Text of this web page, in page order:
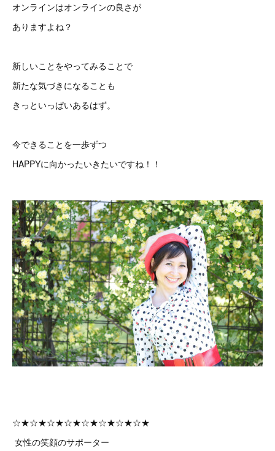
オンラインはオンラインの良さが
ありますよね？
新しいことをやってみることで
新たな気づきになることも
きっといっぱいあるはず。
今できることを一歩ずつ
HAPPYに向かったいきたいですね！！
☆★☆★☆★☆★☆★☆★☆★☆★
女性の笑顔のサポーター